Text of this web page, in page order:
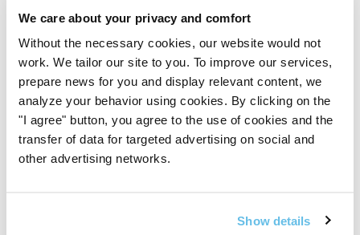
We care about your privacy and comfort
Without the necessary cookies, our website would not
work. We tailor our site to you. To improve our services,
prepare news for you and display relevant content, we
analyze your behavior using cookies. By clicking on the
"I agree" button, you agree to the use of cookies and the
transfer of data for targeted advertising on social and
other advertising networks.
Show details
Ingrédients
Dang shen Codonopsis pilosula radix
– silex poilu,
racine)
Bai zhu( Atractylodes macrocephala rhizoma–
Atractylodes macrocephala, rhizome)
Rou gui(Cinnamomum cassia cortex
Wolfiporia extensa sclerotium– poireau de